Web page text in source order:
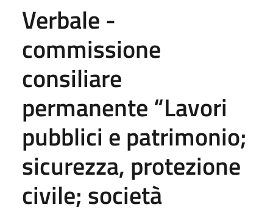
Verbale -
commissione
consiliare
permanente “Lavori
pubblici e patrimonio;
sicurezza, protezione
civile; società